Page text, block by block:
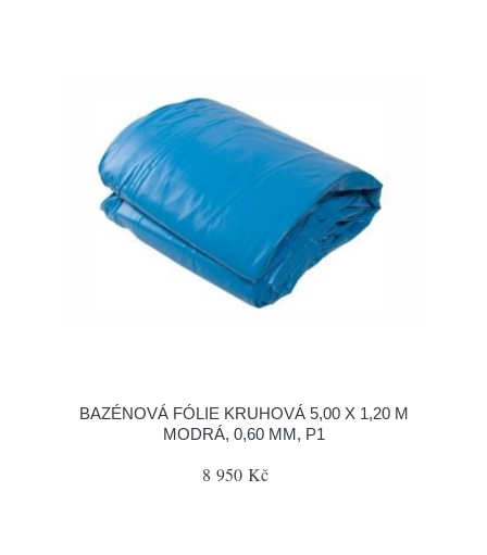
BAZÉNOVÁ FÓLIE KRUHOVÁ 5,00 X 1,20 M
MODRÁ, 0,60 MM, P1
8 950 Kč